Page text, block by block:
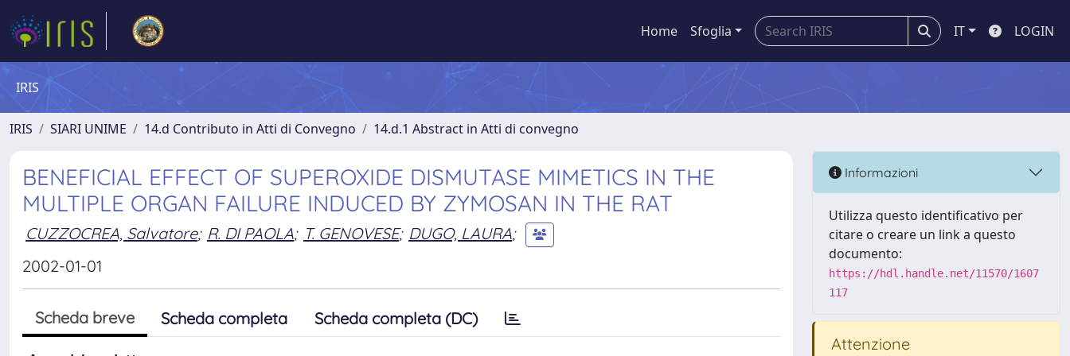
Home Sfoglia IT LOGIN
IRIS
IRIS SIARI UNIME 14.d Contributo in Atti di Convegno 14.d.1 Abstract in Atti di convegno
BENEFICIAL EFFECT OF SUPEROXIDE DISMUTASE MIMETICS IN THE
MULTIPLE ORGAN FAILURE INDUCED BY ZYMOSAN IN THE RAT
CUZZOCREA, Salvatore; R. DI PAOLA; T. GENOVESE; DUGO, LAURA;
2002-01-01
Scheda breve Scheda completa Scheda completa (DC)
Informazioni
Utilizza questo identificativo per
citare o creare un link a questo
documento:
https://hdl.handle.net/11570/1607
117
Attenzione